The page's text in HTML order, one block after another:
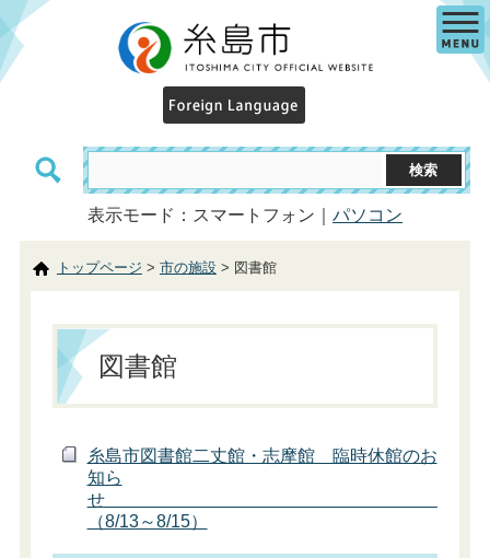
表示モード：スマートフォン｜ パソコン
トップページ > 市の施設> 図書館
図書館
糸島市図書館二丈館・志摩館 臨時休館のお
知ら
（8/13～8/15）